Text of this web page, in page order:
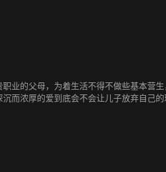
业的父母，为着生活不得不做些基本营
而浓厚的爱到底会不会让儿子放弃自己